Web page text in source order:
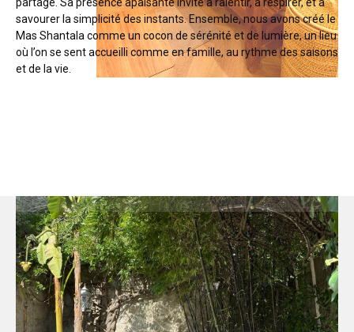
savourer la simplicité des instants. Ensemble, nous avons créé le
Mas Shantala comme un cocon de sérénité et de lumière, un lieu
où l’on se sent accueilli comme en famille, au rythme des saisons
et de la vie.